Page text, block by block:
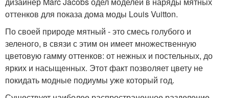
оттенков для показа дома моды Louis Vuitton.
По своей природе мятный - это смесь голубого и
зеленого, в связи с этим он имеет множественную
цветовую гамму оттенков: от нежных и постельных, до
ярких и насыщенных. Этот факт позволяет цвету не
покидать модные подиумы уже который год.